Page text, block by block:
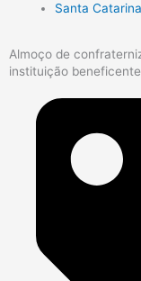
Santa Catarina
Almoço de
instituição beneficente